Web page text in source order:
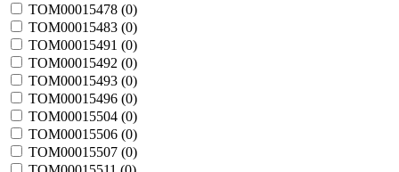
TOM00015478 (0)
TOM00015483 (0)
TOM00015491 (0)
TOM00015492 (0)
TOM00015493 (0)
TOM00015496 (0)
TOM00015504 (0)
TOM00015506 (0)
TOM00015507 (0)